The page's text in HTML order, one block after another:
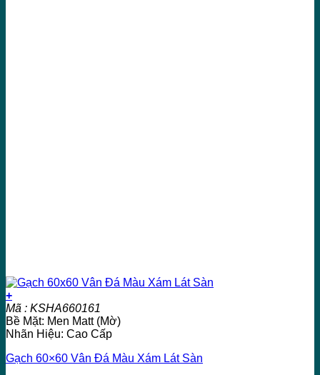
+
Mã : KSHA660161
Bề Mặt: Men Matt (Mờ)
Nhãn Hiệu: Cao Cấp
Gạch 60×60 Vân Đá Màu Xám Lát Sàn